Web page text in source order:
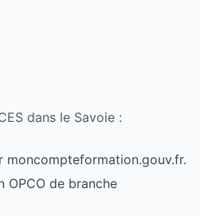
dans le Savoie :
moncompteformation.gouv.fr.
de branche